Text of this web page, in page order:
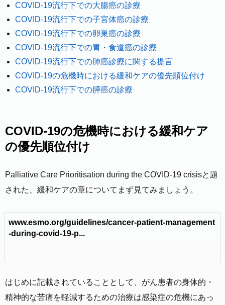
COVID-19流行下での大腸癌の診療
COVID-19流行下での子宮体癌の診療
COVID-19流行下での卵巣癌の診療
COVID-19流行下での胃・食道癌の診療
COVID-19流行下での肺癌診療に関する提言
COVID-19の危機時における緩和ケアの優先順位付け
COVID-19流行下での膵癌の診療
COVID-19の危機時における緩和ケア
の優先順位付け
Palliative Care Prioritisation during the COVID-19 crisisと題
された、緩和ケアの章についてまず見てみましょう。
www.esmo.org/guidelines/cancer-patient-management
-during-covid-19-p...
はじめに記載されていることとして、がん患者の身体的・
精神的な苦痛を軽減するための治療は感染症の危機にあっ